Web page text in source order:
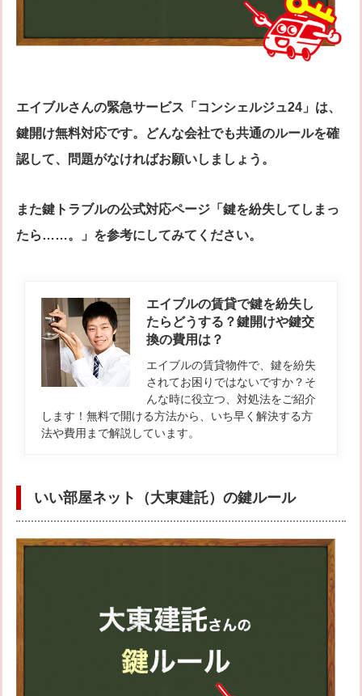
エイブルさんの緊急サービス「コンシェルジュ24」は、
鍵開け無料対応です。どんな会社でも共通のルールを確
認して、問題がなければお願いしましょう。
また鍵トラブルの公式対応ページ「鍵を紛失してしまっ
たら……。」を参考にしてみてください。
エイブルの賃貸で鍵を紛失し
たらどうする？鍵開けや鍵交
換の費用は？
エイブルの賃貸物件で、鍵を紛失
されてお困りではないですか？そ
んな時に役立つ、対処法をご紹介
します！無料で開ける方法から、いち早く解決する方
法や費用まで解説しています。
いい部屋ネット（大東建託）の鍵ルール